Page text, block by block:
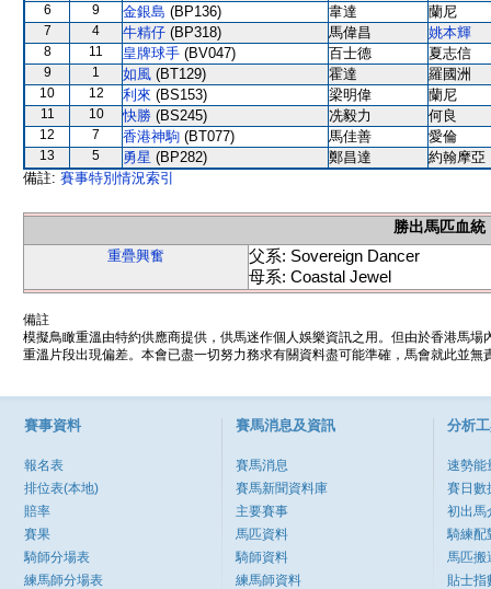
6 9 金銀島 (BP136) 韋達 蘭尼
7 4 牛精仔 (BP318) 馬偉昌 姚本輝
8 11 皇牌球手 (BV047) 百士德 夏志信
9 1 如風 (BT129) 霍達 羅國洲
10 12 利來 (BS153) 梁明偉 蘭尼
11 10 快勝 (BS245) 冼毅力 何良
12 7 香港神駒 (BT077) 馬佳善 愛倫
13 5 勇星 (BP282) 鄭昌達
約翰摩亞
備註: 賽事特別情況索引
勝出馬匹血統
重疊興奮
父系: Sovereign Dancer
母系: Coastal Jewel
備註
模擬鳥瞰重溫由特約供應商提供，供馬迷作個人娛樂資訊之用。但由於香港馬
重溫片段出現偏差。本會已盡一切努力務求有關資料盡可能準確，馬會就此並
賽事資料
報名表
排位表(本地)
賠率
賽果
騎師分場表
練馬師分場表
賽馬消息及資訊
賽馬消息
賽馬新聞資料庫
主要賽事
馬匹資料
騎師資料
練馬師資料
分析
速勢能
賽日數
初出馬
騎練配
馬匹搬
貼士指